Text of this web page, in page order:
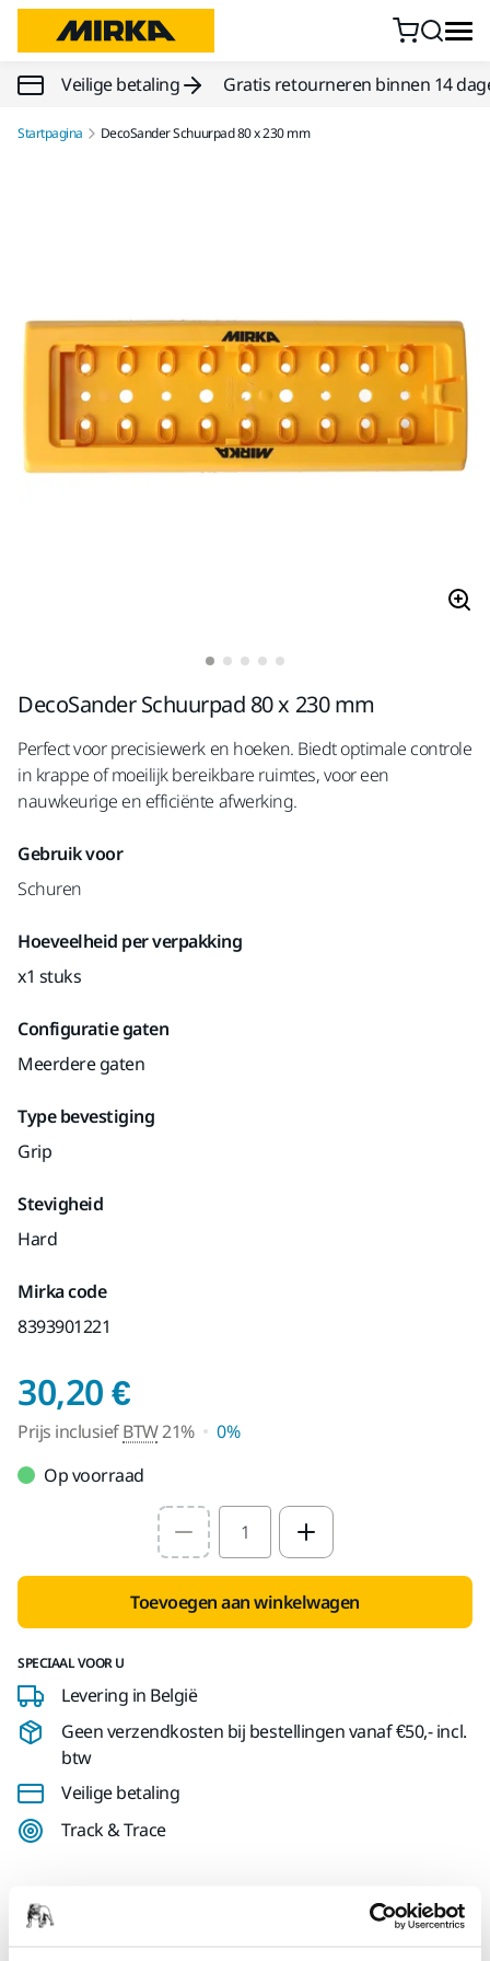
Doorgaan naar inhoud
Veilige betaling Gratis retourneren binnen 14
Startpagina DecoSander Schuurpad 80 x 230 mm
DecoSander Schuurpad 80 x 230 mm
Perfect voor precisiewerk en hoeken. Biedt optimale controle
in krappe of moeilijk bereikbare ruimtes, voor een
nauwkeurige en efficiënte afwerking.
Gebruik voor
Schuren
Hoeveelheid per verpakking
x1 stuks
Configuratie gaten
Meerdere gaten
Type bevestiging
Grip
Stevigheid
Hard
Mirka code
8393901221
30,20 €Prijs inclusief BTW
Prijs inclusiefBTW21%
0%
Op voorraad
Select quantity value
Toevoegen aan winkelwagen
SPECIAAL VOOR U
Levering in België
Geen verzendkosten bij bestellingen vanaf €50,- incl.
btw
Veilige betaling
Track & Trace